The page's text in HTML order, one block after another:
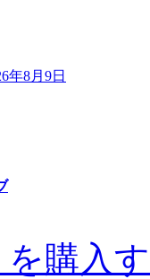
年8月9日
購入